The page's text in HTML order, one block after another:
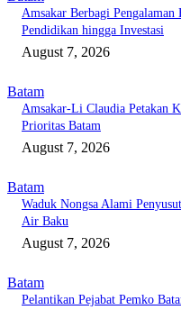
Amsakar Berbagi
Pendidikan hingga Investasi
August 7, 2026
Batam
Amsakar-Li Claudia Petakan
Prioritas Batam
August 7, 2026
Batam
Waduk Nongsa Alami
Air Baku
August 7, 2026
Batam
Pelantikan Pejabat Pemko